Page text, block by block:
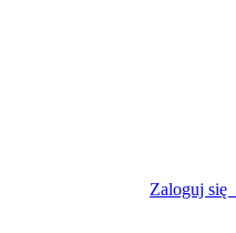
Zaloguj się